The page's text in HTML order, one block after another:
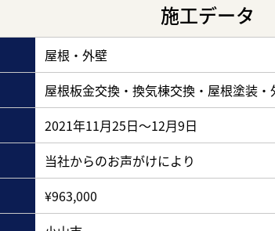
施工データ
屋根・外壁
屋根板金交換・換気棟交換・屋根塗装
2021年11月25日～12月9日
当社からのお声がけにより
¥963,000